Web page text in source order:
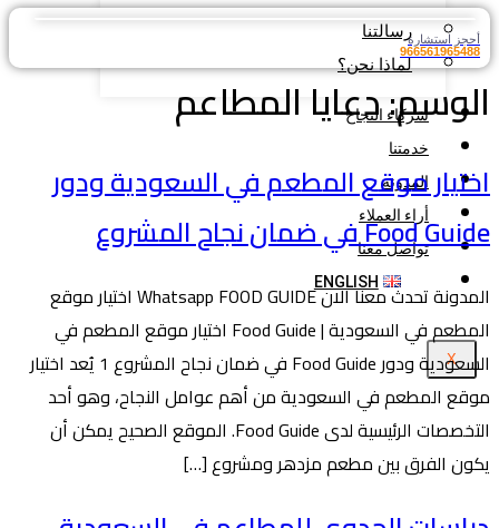
رسالتنا
لماذا نحن؟
شركاء النجاح
خدمتنا
المدونة
أراء العملاء
تواصل معنا
ENGLISH
X
أحجز استشارة
966561965488
الوسم:دعايا المطاعم
اختيار موقع المطعم في السعودية ودور
Food Guide في ضمان نجاح المشروع
المدونة تحدث معنا الان Whatsapp FOOD GUIDE اختيار موقع
المطعم في السعودية | Food Guide اختيار موقع المطعم في
السعودية ودور Food Guide في ضمان نجاح المشروع 1 يُعد اختيار
موقع المطعم في السعودية من أهم عوامل النجاح، وهو أحد
التخصصات الرئيسية لدى Food Guide. الموقع الصحيح يمكن أن
يكون الفرق بين مطعم مزدهر ومشروع […]